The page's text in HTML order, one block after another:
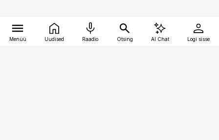
Menüü Uudised Raadio Otsing AI Chat Logi sisse